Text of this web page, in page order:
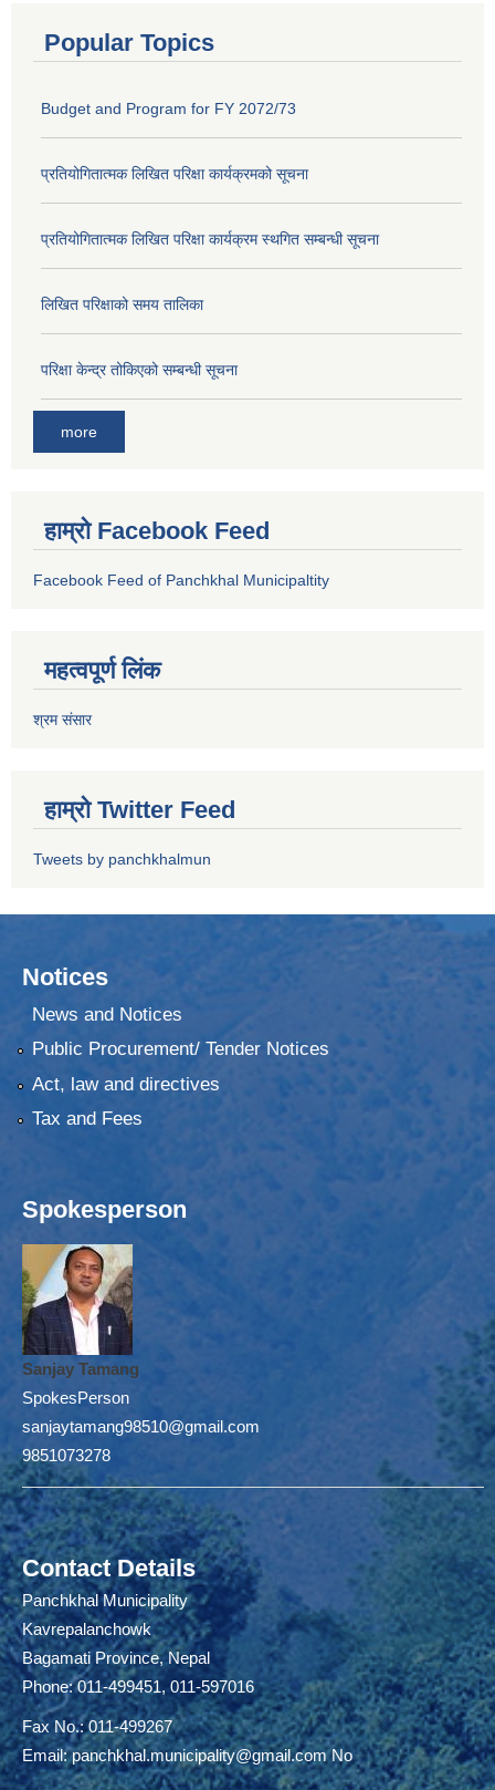
Popular Topics
Budget and Program for FY 2072/73
प्रतियोगितात्मक लिखित परिक्षा कार्यक्रमको सूचना
प्रतियोगितात्मक लिखित परिक्षा कार्यक्रम स्थगित सम्बन्धी सूचना
लिखित परिक्षाको समय तालिका
परिक्षा केन्द्र तोकिएको सम्बन्धी सूचना
more
हाम्रो Facebook Feed
Facebook Feed of Panchkhal Municipaltity
महत्वपूर्ण लिंक
श्रम संसार
हाम्रो Twitter Feed
Tweets by panchkhalmun
Notices
News and Notices
Public Procurement/ Tender Notices
Act, law and directives
Tax and Fees
Spokesperson
Sanjay Tamang
SpokesPerson
sanjaytamang98510@gmail.com
9851073278
Contact Details
Panchkhal Municipality
Kavrepalanchowk
Bagamati Province, Nepal
Phone: 011-499451, 011-597016
Fax No.: 011-499267
Email:panchkhal.municipality@gmail.comNo